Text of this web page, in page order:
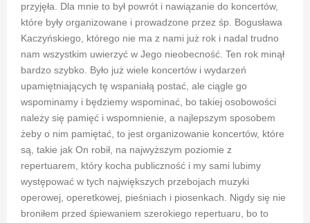
przyjęła. Dla mnie to był powrót i nawiązanie do koncertów,
które były organizowane i prowadzone przez śp. Bogusława
Kaczyńskiego, którego nie ma z nami już rok i nadal trudno
nam wszystkim uwierzyć w Jego nieobecność. Ten rok minął
bardzo szybko. Było już wiele koncertów i wydarzeń
upamiętniających tę wspaniałą postać, ale ciągle go
wspominamy i będziemy wspominać, bo takiej osobowości
należy się pamięć i wspomnienie, a najlepszym sposobem
żeby o nim pamiętać, to jest organizowanie koncertów, które
są, takie jak On robił, na najwyższym poziomie z
repertuarem, który kocha publiczność i my sami lubimy
występować w tych największych przebojach muzyki
operowej, operetkowej, pieśniach i piosenkach. Nigdy się nie
broniłem przed śpiewaniem szerokiego repertuaru, bo to